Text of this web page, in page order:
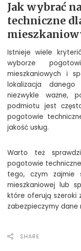
Jak wybrać
techniczne
Istnieje wiele
wyborze
mieszkaniowych i
lokalizacja
niezwykle ważne,
podmiotu jest
pogotowie
jakość usług.
Warto też
pogotowie
tego, czym zajmie
mieszkaniowej lub
które oferują szeroki
zabezpieczymy dane
SHARE